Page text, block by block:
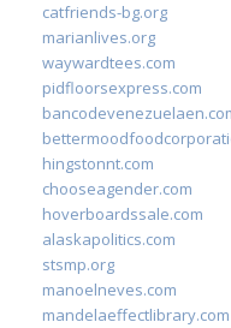
catfriends-bg.org
marianlives.org
waywardtees.com
pidfloorsexpress.com
hingstonnt.com
chooseagender.com
hoverboardssale.com
alaskapolitics.com
stsmp.org
manoelneves.com
mandelaeffectlibrary.com